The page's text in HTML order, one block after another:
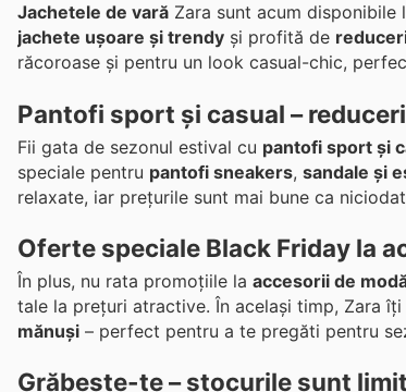
Jachetele de vară Zara sunt acum
jachete ușoare și trendy și profită de
răcoroase și pentru un look casual-chic,
Pantofi sport și casual –
Fii gata de sezonul estival cu pantofi sport și
speciale pentru pantofi sneakers, sandale și
relaxate, iar prețurile sunt mai bune ca
Oferte speciale Black Friday la
În plus, nu rata promoțiile la accesorii de
tale la prețuri atractive. În același timp, Zara îți
mănuși – perfect pentru a te pregăti pentru
Grăbește-te – stocurile sunt